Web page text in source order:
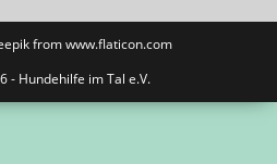
fromwww.flaticon.com
- Hundehilfe im Tal e.V.